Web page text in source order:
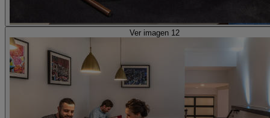
Ver imagen 12